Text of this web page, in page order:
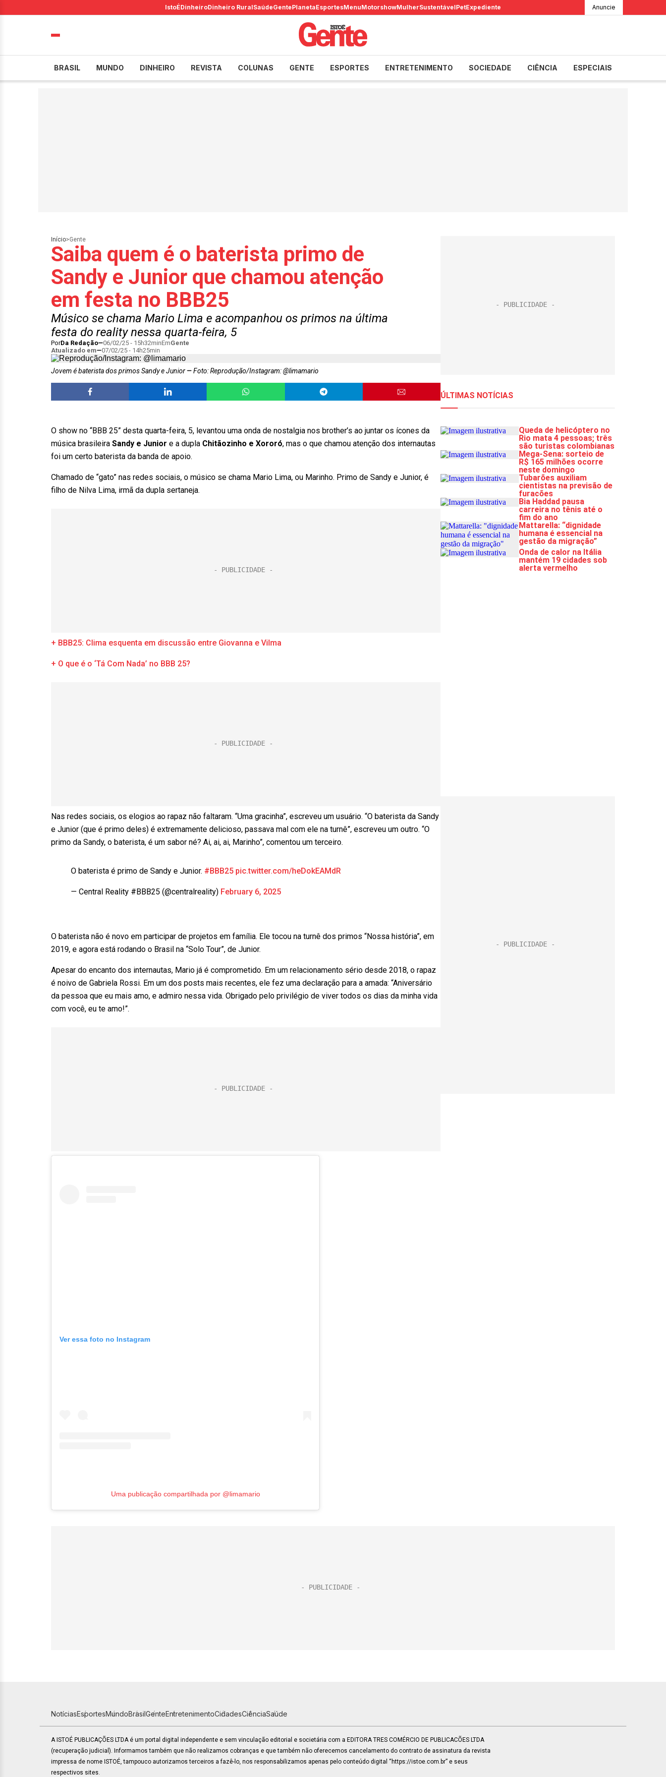
IstoÉDinheiroDinheiro RuralSaúdeGentePlanetaEsportesMenuMotorshowMulherSustentávelPetExpediente Anuncie
BRASIL MUNDO DINHEIRO REVISTA COLUNAS GENTE ESPORTES ENTRETENIMENTO SOCIEDADE CIÊNCIA ESPECIAIS
Início>Gente
Saiba quem é o baterista primo de
Sandy e Junior que chamou atenção
em festa no BBB25
Músico se chama Mario Lima e acompanhou os primos na última
festa do reality nessa quarta-feira, 5
PorDa Redação 06/02/25 - 15h32minEmGente
Atualizado em
07/02/25 - 14h25min
Jovem é baterista dos primos Sandy e Junior Foto: Reprodução/Instagram: @limamario
O show no “BBB 25” desta quarta-feira, 5, levantou uma onda de nostalgia nos brother’s ao juntar os ícones da
música brasileira Sandy e Junior e a dupla Chitãozinho e Xororó, mas o que chamou atenção dos internautas
foi um certo baterista da banda de apoio.
Chamado de “gato” nas redes sociais, o músico se chama Mario Lima, ou Marinho. Primo de Sandy e Junior, é
filho de Nilva Lima, irmã da dupla sertaneja.
+ BBB25: Clima esquenta em discussão entre Giovanna e Vilma
+ O que é o ‘Tá Com Nada’ no BBB 25?
Nas redes sociais, os elogios ao rapaz não faltaram. “Uma gracinha”, escreveu um usuário. “O baterista da Sandy
e Junior (que é primo deles) é extremamente delicioso, passava mal com ele na turnê”, escreveu um outro. “O
primo da Sandy, o baterista, é um sabor né? Ai, ai, ai, Marinho”, comentou um terceiro.
O baterista é primo de Sandy e Junior. #BBB25 pic.twitter.com/heDokEAMdR
— Central Reality #BBB25 (@centralreality) February 6, 2025
O baterista não é novo em participar de projetos em família. Ele tocou na turnê dos primos “Nossa história”, em
2019, e agora está rodando o Brasil na “Solo Tour”, de Junior.
Apesar do encanto dos internautas, Mario já é comprometido. Em um relacionamento sério desde 2018, o rapaz
é noivo de Gabriela Rossi. Em um dos posts mais recentes, ele fez uma declaração para a amada: “Aniversário
da pessoa que eu mais amo, e admiro nessa vida. Obrigado pelo privilégio de viver todos os dias da minha vida
com você, eu te amo!”.
Ver essa foto no Instagram
Uma publicação compartilhada por @limamario
NotíciasEsportesMundoBrasilGenteEntretenimentoCidadesCiênciaSaúde
A ISTOÉ PUBLICAÇÕES LTDA é um portal digital independente e sem vinculação editorial e societária com a EDITORA TRES COMÉRCIO DE PUBLICACÕES LTDA
(recuperação judicial). Informamos também que não realizamos cobranças e que também não oferecemos cancelamento do contrato de assinatura da revista
impressa de nome ISTOÉ, tampouco autorizamos terceiros a fazê-lo, nos responsabilizamos apenas pelo conteúdo digital “https://istoe.com.br” e seus
respectivos sites.